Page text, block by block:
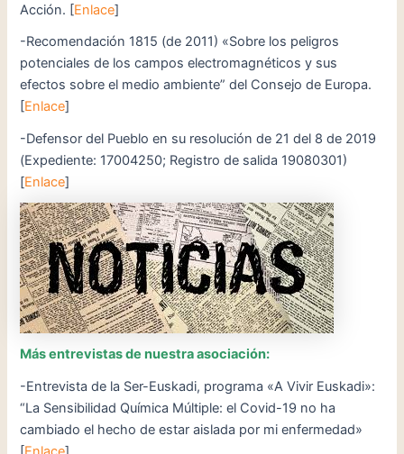
Acción. [Enlace]
-Recomendación 1815 (de 2011) «Sobre los peligros
potenciales de los campos electromagnéticos y sus
efectos sobre el medio ambiente” del Consejo de Europa.
[Enlace]
-Defensor del Pueblo en su resolución de 21 del 8 de 2019
(Expediente: 17004250; Registro de salida 19080301)
[Enlace]
Más entrevistas de nuestra asociación:
-Entrevista de la Ser-Euskadi, programa «A Vivir Euskadi»:
“La Sensibilidad Química Múltiple: el Covid-19 no ha
cambiado el hecho de estar aislada por mi enfermedad»